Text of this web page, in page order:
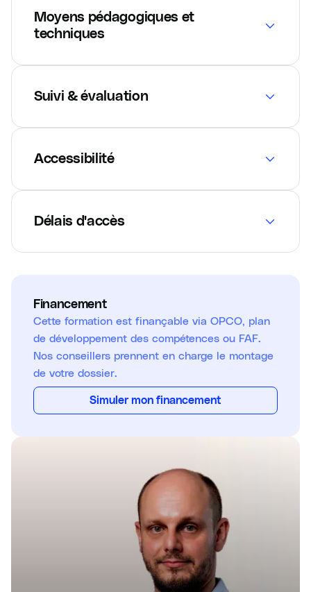
Moyens pédagogiques et
techniques
Suivi & évaluation
Accessibilité
Délais d'accès
Financement
Cette formation est finançable via OPCO, plan
de développement des compétences ou FAF.
Nos conseillers prennent en charge le montage
de votre dossier.
Simuler mon financement